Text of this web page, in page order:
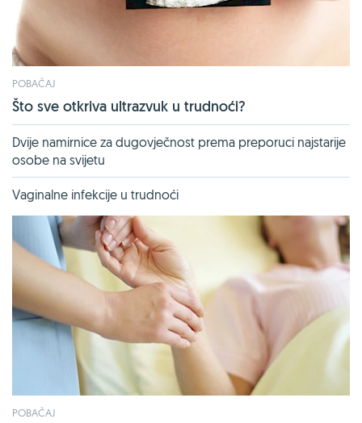
POBAČAJ
Što sve otkriva ultrazvuk u trudnoći?
Dvije namirnice za dugovječnost prema preporuci najstarije
osobe na svijetu
Vaginalne infekcije u trudnoći
POBAČAJ